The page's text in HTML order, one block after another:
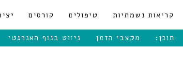
קריאות נשמתיות טיפולים קורסים
תוכן: מקצבי הזמן ניווט בנוף האנרגטי